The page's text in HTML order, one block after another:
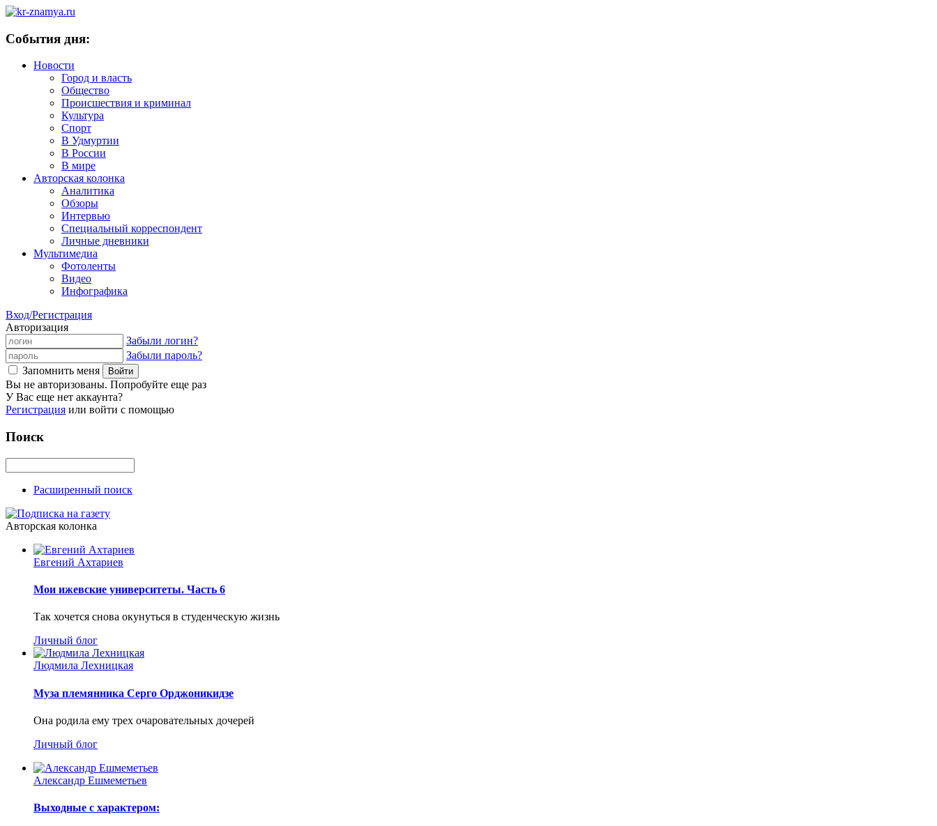
События дня:
Новости
Город и власть
Общество
Происшествия и криминал
Культура
Спорт
В Удмуртии
В России
В мире
Авторская колонка
Аналитика
Обзоры
Интервью
Специальный корреспондент
Личные дневники
Мультимедиа
Фотоленты
Видео
Инфографика
Вход/Регистрация
Авторизация
Забыли логин?
Забыли пароль?
Запомнить меня
Вы не авторизованы. Попробуйте еще раз
У Вас еще нет аккаунта?
Регистрация или войти с помощью
Поиск
Расширенный поиск
Авторская колонка
Евгений Ахтариев
Мои ижевские университеты. Часть 6
Так хочется снова окунуться в студенческую жизнь
Личный блог
Людмила Лехницкая
Муза племянника Серго Орджоникидзе
Она родила ему трех очаровательных дочерей
Личный блог
Александр Ешмеметьев
Выходные с характером: